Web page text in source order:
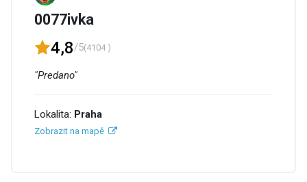
0077ivka
4,8/5(4104 )
"Predano"
Lokalita: Praha
Zobrazit na mapě